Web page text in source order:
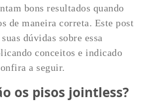
bons resultados quando
de maneira correta. Este post
dúvidas sobre essa
conceitos e indicado
a seguir.
os pisos jointless?